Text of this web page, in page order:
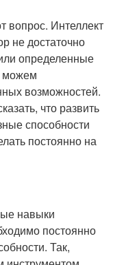
вопрос. Интеллект
не достаточно
определенные
можем
возможностей.
что развить
способности
постоянно на
навыки
постоянно
Так,